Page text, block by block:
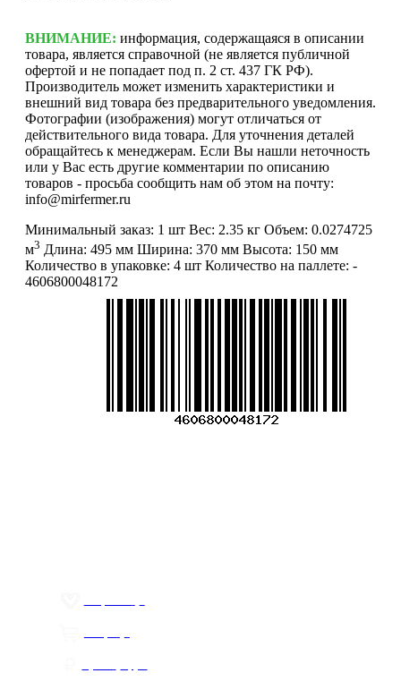
ВНИМАНИЕ: информация, содержащаяся в описании
товара, является справочной (не является публичной
офертой и не попадает под п. 2 ст. 437 ГК РФ).
Производитель может изменить характеристики и
внешний вид товара без предварительного уведомления.
Фотографии (изображения) могут отличаться от
действительного вида товара. Для уточнения деталей
обращайтесь к менеджерам. Если Вы нашли неточность
или у Вас есть другие комментарии по описанию
товаров - просьба сообщить нам об этом на почту:
info@mirfermer.ru
Минимальный заказ: 1 шт Вес: 2.35 кг Объем: 0.0274725
м3 Длина: 495 мм Ширина: 370 мм Высота: 150 мм
Количество в упаковке: 4 шт Количество на паллете: -
4606800048172